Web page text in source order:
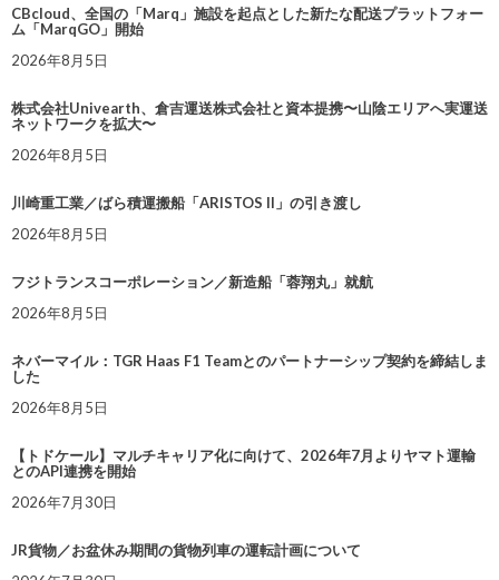
CBcloud、全国の「Marq」施設を起点とした新たな配送プラットフォー
ム「MarqGO」開始
2026年8月5日
株式会社Univearth、倉吉運送株式会社と資本提携〜山陰エリアへ実運送
ネットワークを拡大〜
2026年8月5日
川崎重工業／ばら積運搬船「ARISTOS II」の引き渡し
2026年8月5日
フジトランスコーポレーション／新造船「蓉翔丸」就航
2026年8月5日
ネバーマイル：TGR Haas F1 Teamとのパートナーシップ契約を締結しま
した
2026年8月5日
【トドケール】マルチキャリア化に向けて、2026年7月よりヤマト運輸
とのAPI連携を開始
2026年7月30日
JR貨物／お盆休み期間の貨物列車の運転計画について